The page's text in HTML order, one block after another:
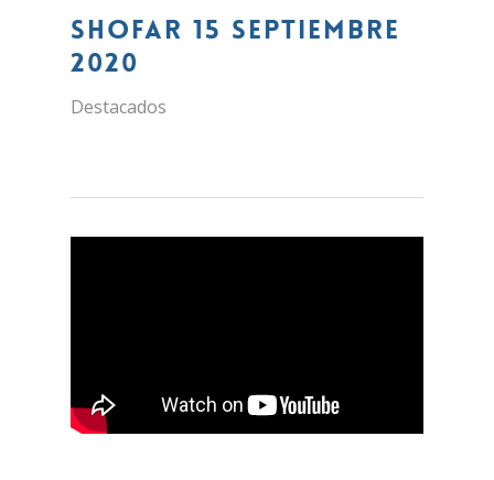
Hit enter to search or ESC to close
Shofar 15 septiembre
2020
Destacados